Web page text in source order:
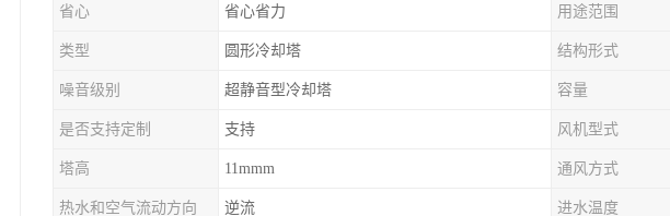
省心 省心省力 用途范围
类型 圆形冷却塔 结构形式
噪音级别 超静音型冷却塔 容量
是否支持定制 支持 风机型式
塔高 11mmm 通风方式
热水和空气流动方向 逆流 进水温度